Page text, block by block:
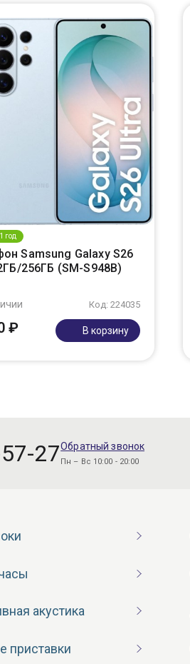
год
Samsung Galaxy S26
256ГБ (SM-S948B)
Код: 224035
₽ В корзину
27Обратный звонок
Пн – Вс 10:00 - 20:00
акустика
приставки